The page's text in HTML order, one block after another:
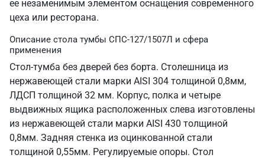
ее незаменимым элементом оснащения современного
цеха или ресторана.
Описание стола тумбы СПС-127/1507Л и сфера
применения
Стол-тумба без дверей без борта. Столешница из
нержавеющей стали марки AISI 304 толщиной 0,8мм,
ЛДСП толщиной 32 мм. Корпус, полка и четыре
выдвижных ящика расположенных слева изготовлены
из нержавеющей стали марки AISI 430 толщиной
0,8мм. Задняя стенка из оцинкованной стали
толщиной 0,55мм. Регулируемые опоры. Стол